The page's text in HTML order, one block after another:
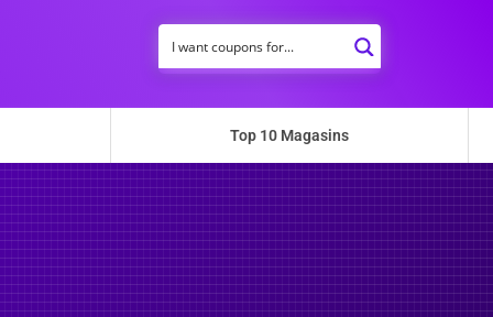
Top 10 Magasins